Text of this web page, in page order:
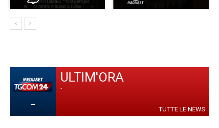
-
ULTIM'ORA
-
TUTTE LE NEWS